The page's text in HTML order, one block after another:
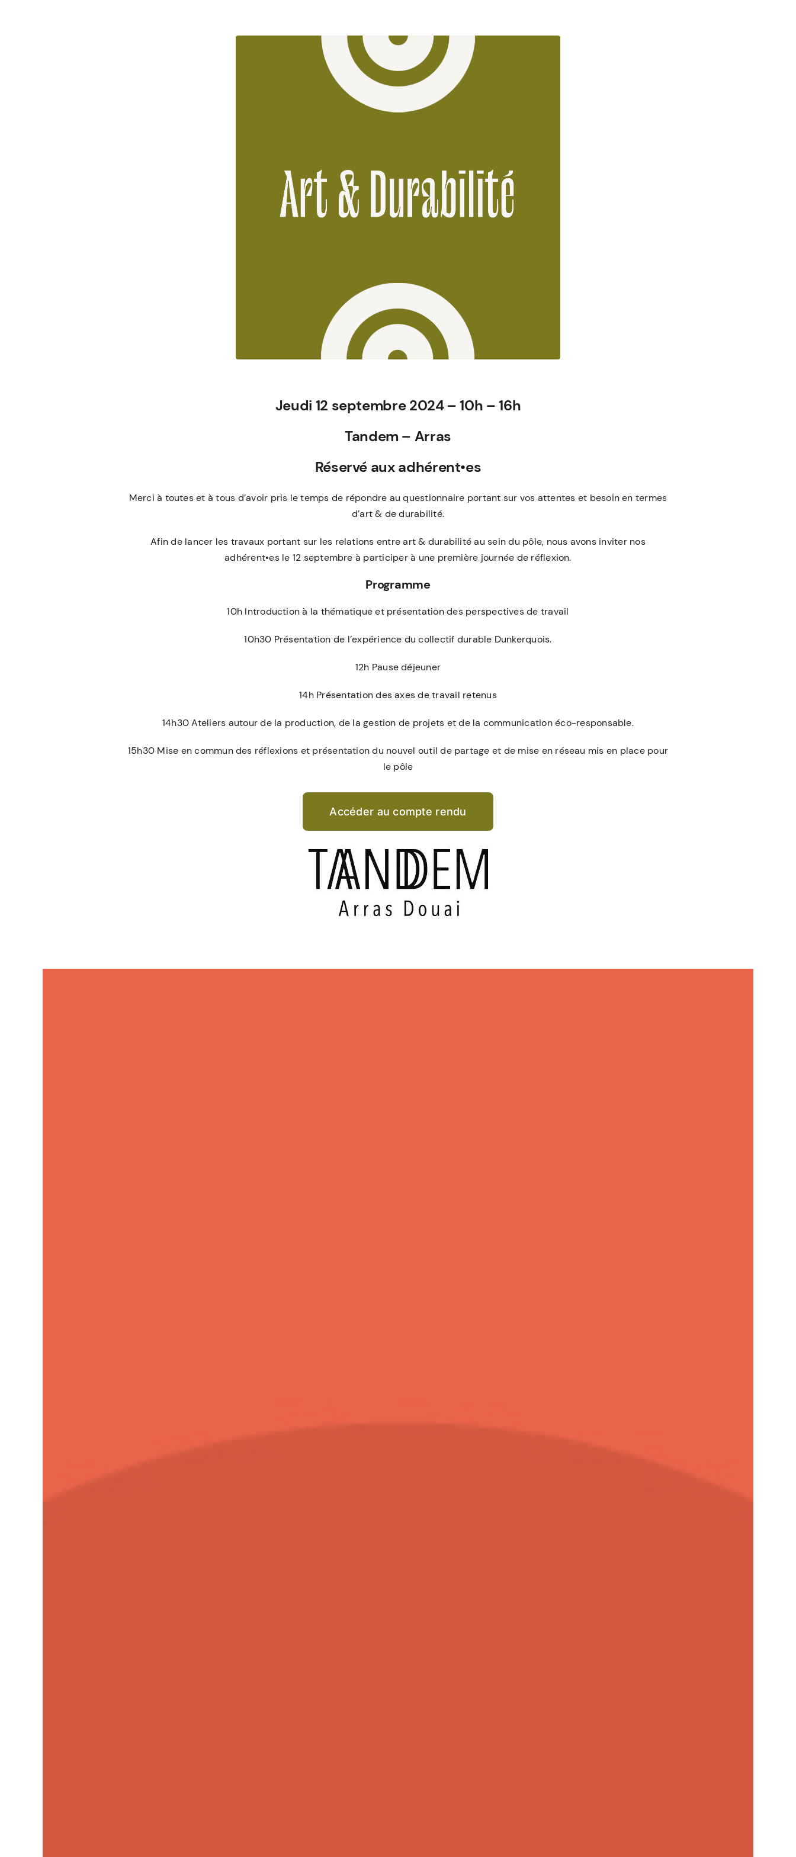
Jeudi 12 septembre 2024 – 10h – 16h
Tandem – Arras
Réservé aux adhérent•es
Merci à toutes et à tous d’avoir pris le temps de répondre au questionnaire portant sur vos attentes et besoin en termes
d’art & de durabilité.
Afin de lancer les travaux portant sur les relations entre art & durabilité au sein du pôle, nous avons inviter nos
adhérent•es le 12 septembre à participer à une première journée de réflexion.
Programme
10h Introduction à la thématique et présentation des perspectives de travail
10h30 Présentation de l’expérience du collectif durable Dunkerquois.
12h Pause déjeuner
14h Présentation des axes de travail retenus
14h30 Ateliers autour de la production, de la gestion de projets et de la communication éco-responsable.
15h30 Mise en commun des réflexions et présentation du nouvel outil de partage et de mise en réseau mis en place pour
le pôle
Accéder au compte rendu